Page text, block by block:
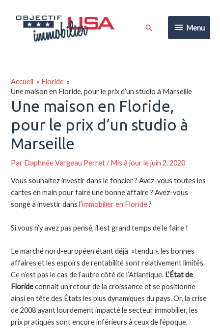
contenu
Menu
Menu
Rechercher
Accueil
Floride
Une maison en Floride, pour le prix d’un studio à Marseille
Une maison en Floride,
pour le prix d’un studio à
Marseille
Par Daphnée Vergeau Perret/ Mis à jour le juin 2, 2020
Vous souhaitez investir dans le foncier ? Avez-vous toutes les
cartes en main pour faire une bonne affaire ? Avez-vous
songé à investir dans l’immobilier en Floride?
Si vous n’y avez pas pensé, il est grand temps de le faire !
Le marché nord-européen étant déjà »tendu », les bonnes
affaires et les espoirs de rentabilité sont relativement limités.
Ce n’est pas le cas de l’autre côté de l’Atlantique. L’État de
Florideconnait un retour de la croissance et se positionne
ainsi en tête des États les plus dynamiques du pays. Or, la crise
de 2008 ayant lourdement impacté le secteur immobilier, les
prix pratiqués sont encore inférieurs à ceux de l’époque.